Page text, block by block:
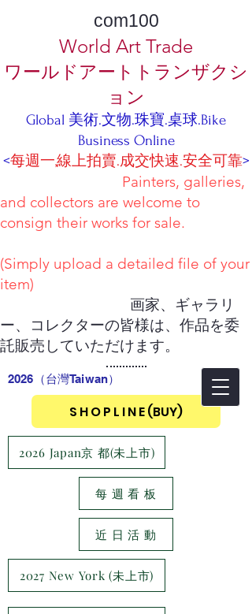
2026（台灣Taiwan）
S H O P L I N E (BUY)
2026 Japan京 都(未上市)
每 週 看 板
近 日 活 動
2027 New York (未上市)
com100
World Art Trade
ワールドアートトランザクシ
ョン
Global 美術.文物.珠寶.桌球.Bike
Business Online
<每週一,線上拍賣.成交快速.安全可靠>
Painters, galleries,
and collectors are welcome to
consign their works for sale.
(Simply upload a detailed file of your
item)
画家、ギャラリ
ー、コレクターの皆様は、作品を委
託販売していただけます。